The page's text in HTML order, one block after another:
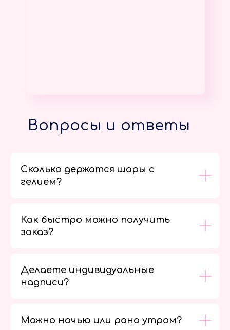
Вопросы и ответы
Сколько держатся шары с
гелием?
Как быстро можно получить
заказ?
Делаете индивидуальные
надписи?
Можно ночью или рано утром?